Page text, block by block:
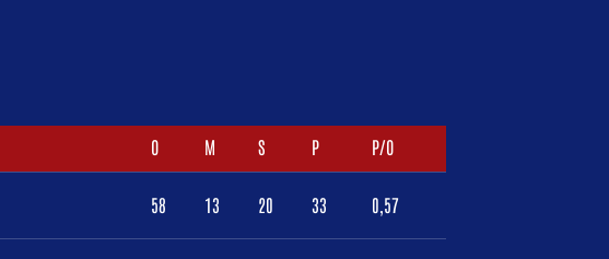
O M S P P/O
58 13 20 33 0,57